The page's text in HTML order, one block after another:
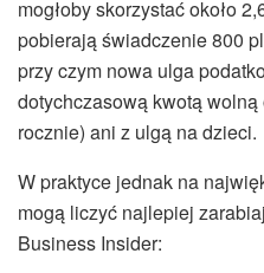
mogłoby skorzystać około
pobierają świadczenie 800
przy czym nowa ulga
dotychczasową kwotą wolną
rocznie) ani z ulgą na dzieci.
W praktyce jednak na
mogą liczyć najlepiej
Business Insider: